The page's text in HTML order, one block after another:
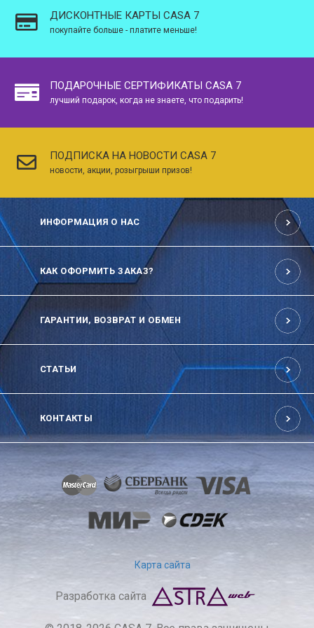
ДИСКОНТНЫЕ КАРТЫ CASA 7
покупайте больше - платите меньше!
ПОДАРОЧНЫЕ СЕРТИФИКАТЫ CASA 7
лучший подарок, когда не знаете, что подарить!
ПОДПИСКА НА НОВОСТИ CASA 7
новости, акции, розыгрыши призов!
ИНФОРМАЦИЯ О НАС
КАК ОФОРМИТЬ ЗАКАЗ?
ГАРАНТИИ, ВОЗВРАТ И ОБМЕН
СТАТЬИ
КОНТАКТЫ
Карта сайта
Разработка сайта